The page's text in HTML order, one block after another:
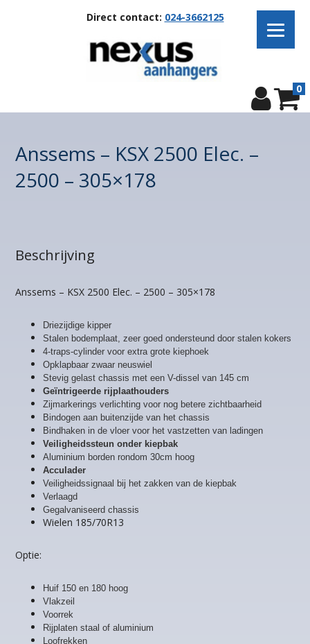
Direct contact: 024-3662125
0
Anssems – KSX 2500 Elec. –
2500 – 305×178
Beschrijving
Anssems – KSX 2500 Elec. – 2500 – 305×178
Driezijdige kipper
Stalen bodemplaat, zeer goed ondersteund door stalen kokers
4-traps-cylinder voor extra grote kiephoek
Opklapbaar zwaar neuswiel
Stevig gelast chassis met een V-dissel van 145 cm
Geïntrigeerde rijplaathouders
Zijmarkerings verlichting voor nog betere zichtbaarheid
Bindogen aan buitenzijde van het chassis
Bindhaken in de vloer voor het vastzetten van ladingen
Veiligheidssteun onder kiepbak
Aluminium borden rondom 30cm hoog
Acculader
Veiligheidssignaal bij het zakken van de kiepbak
Verlaagd
Gegalvaniseerd chassis
Wielen 185/70R13
Optie:
Huif 150 en 180 hoog
Vlakzeil
Voorrek
Rijplaten staal of aluminium
Loofrekken